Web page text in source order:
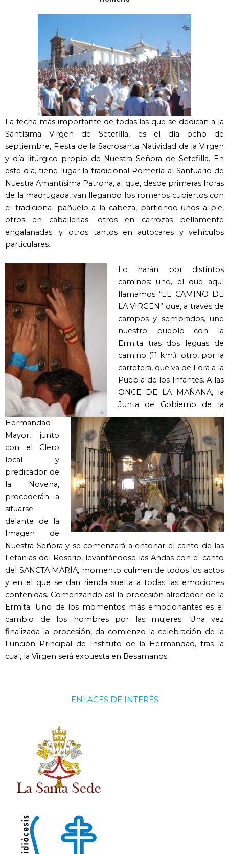
La fecha más importante de todas las que se dedican a la
Santísima Virgen de Setefilla, es el día ocho de
septiembre, Fiesta de la Sacrosanta Natividad de la Virgen
y día litúrgico propio de Nuestra Señora de Setefilla. En
este día, tiene lugar la tradicional Romería al Santuario de
Nuestra Amantísima Patrona, al que, desde primeras horas
de la madrugada, van llegando los romeros cubiertos con
el tradicional pañuelo a la cabeza, partiendo unos a pie,
otros en caballerías; otros en carrozas bellamente
engalanadas; y otros tantos en autocares y vehículos
particulares.
Lo harán por distintos
caminos: uno, el que aquí
llamamos “EL CAMINO DE
LA VIRGEN” que, a través de
campos y sembrados, une
nuestro pueblo con la
Ermita tras dos leguas de
camino (11 km.); otro, por la
carretera, que va de Lora a la
Puebla de los Infantes. A las
ONCE DE LA MAÑANA, la
Junta de Gobierno de la
Hermandad
Mayor, junto
con el Clero
local y
predicador de
la Novena,
procederán a
situarse
delante de la
Imagen de
Nuestra Señora y se comenzará a entonar el canto de las
Letanías del Rosario, levantándose las Andas con el canto
del SANCTA MARÍA, momento culmen de todos los actos
y en el que se dan rienda suelta a todas las emociones
contenidas. Comenzando así la procesión alrededor de la
Ermita. Uno de los momentos más emocionantes es el
cambio de los hombres por las mujeres. Una vez
finalizada la procesión, da comienzo la celebración de la
Función Principal de Instituto de la Hermandad, tras la
cual, la Virgen será expuesta en Besamanos.
ENLACES DE INTERÉS